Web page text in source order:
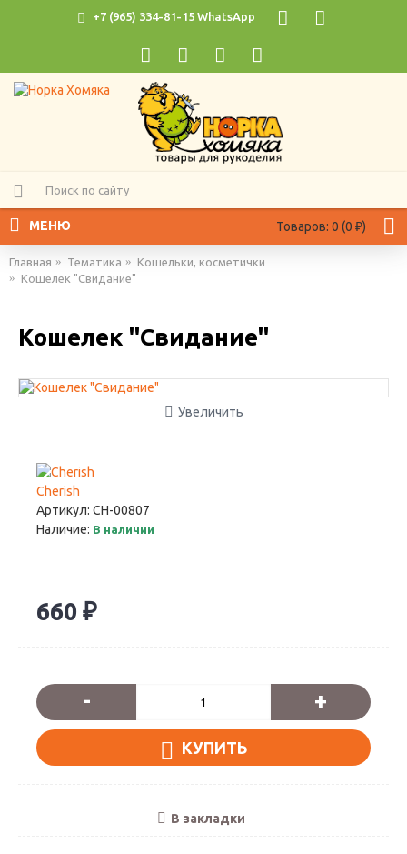
+7 (965) 334-81-15 WhatsApp
Товаров: 0 (0 ₽)
МЕНЮ
Главная Тематика
Кошельки, косметички
Кошелек "Свидание"
Кошелек "Свидание"
Увеличить
Cherish
Артикул: CH-00807
Наличие: В наличии
660 ₽
- +
КУПИТЬ
В закладки